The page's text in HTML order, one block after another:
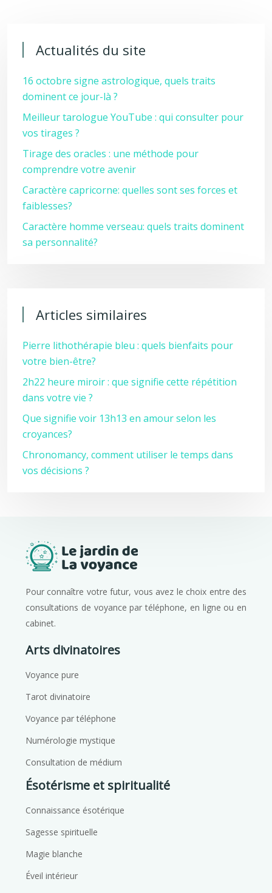
Actualités du site
16 octobre signe astrologique, quels traits
dominent ce jour-là ?
Meilleur tarologue YouTube : qui consulter pour
vos tirages ?
Tirage des oracles : une méthode pour
comprendre votre avenir
Caractère capricorne: quelles sont ses forces et
faiblesses?
Caractère homme verseau: quels traits dominent
sa personnalité?
Articles similaires
Pierre lithothérapie bleu : quels bienfaits pour
votre bien-être?
2h22 heure miroir : que signifie cette répétition
dans votre vie ?
Que signifie voir 13h13 en amour selon les
croyances?
Chronomancy, comment utiliser le temps dans
vos décisions ?
Pour connaître votre futur, vous avez le choix entre des
consultations de voyance par téléphone, en ligne ou en
cabinet.
Arts divinatoires
Voyance pure
Tarot divinatoire
Voyance par téléphone
Numérologie mystique
Consultation de médium
Ésotérisme et spiritualité
Connaissance ésotérique
Sagesse spirituelle
Magie blanche
Éveil intérieur